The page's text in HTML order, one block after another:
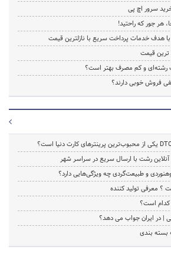
هر جور که راحتید!
هدف خدمات پرداخت سریع با نازلترین قیمت
ترین قیمت
رشته‌ای و کم مصرف بهتر است؟
فروش خوبی دارند؟
رشت با ارسال سریع در سراسر شهر
و طبیعت‌گردی چه ویژگی‌هایی دارد؟
معرفی تولید کننده
کدام است؟
| در ایران جواب می دهد؟
بسته بندی